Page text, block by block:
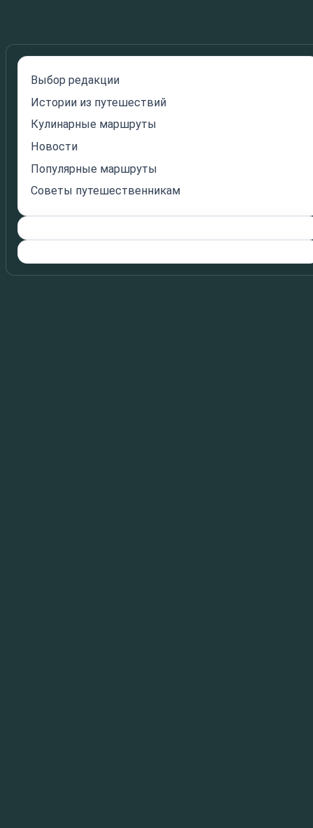
Выбор редакции
Истории из путешествий
Кулинарные маршруты
Новости
Популярные маршруты
Советы путешественникам